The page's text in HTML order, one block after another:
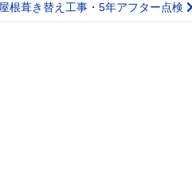
根葺き替え工事・5年アフター点検